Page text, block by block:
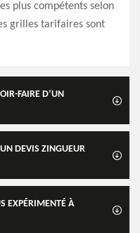
plus compétents selon
grilles tarifaires sont
FAIRE D’UN
DEVIS ZINGUEUR
EXPÉRIMENTÉ À